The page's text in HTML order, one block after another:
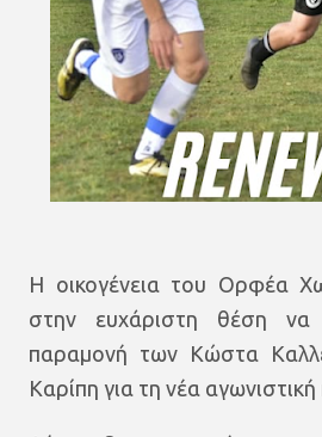
Η οικογένεια του Ορφέα
στην ευχάριστη θέση να
παραμονή των Κώστα
Καρίπη για τη νέα